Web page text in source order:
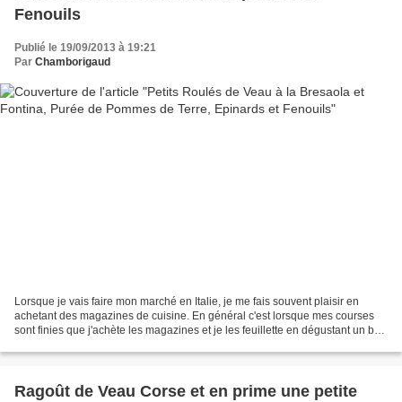
Fenouils
Publié le 19/09/2013 à 19:21
Par Chamborigaud
Lorsque je vais faire mon marché en Italie, je me fais souvent plaisir en
achetant des magazines de cuisine. En général c'est lorsque mes courses
sont finies que j'achète les magazines et je les feuillette en dégustant un bon
Ragoût de Veau Corse et en prime une petite